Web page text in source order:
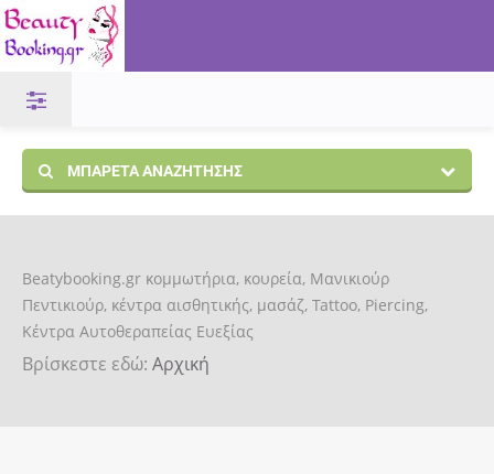
ΜΠΑΡΈΤΑ ΑΝΑΖΉΤΗΣΗΣ
Beatybooking.gr κομμωτήρια, κουρεία, Μανικιούρ
Πεντικιούρ, κέντρα αισθητικής, μασάζ, Tattoo, Piercing,
Κέντρα Αυτοθεραπείας Ευεξίας
Βρίσκεστε εδώ: Αρχική